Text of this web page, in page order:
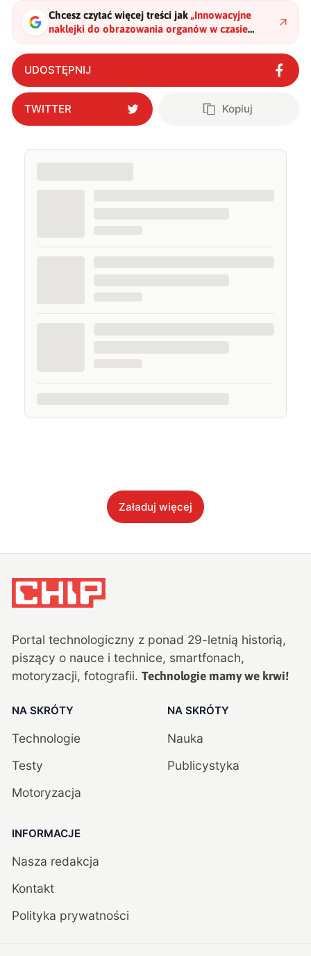
Chcesz czytać więcej treści jak „Innowacyjne
naklejki do obrazowania organów w czasie
rzeczywistym. Nowa era badań USG"?
UDOSTĘPNIJ
TWITTER Kopiuj
Załaduj więcej
Portal technologiczny z ponad 29-letnią historią,
piszący o nauce i technice, smartfonach,
motoryzacji, fotografii. Technologie mamy we krwi!
NA SKRÓTY
Technologie
Testy
Motoryzacja
NA SKRÓTY
Nauka
Publicystyka
INFORMACJE
Nasza redakcja
Kontakt
Polityka prywatności